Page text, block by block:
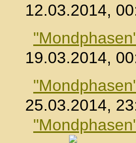
12.03.2014,
19.03.2014,
25.03.2014,